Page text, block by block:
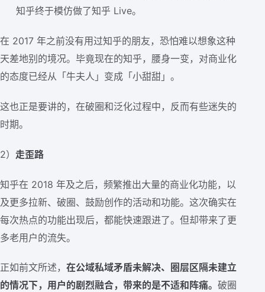
知乎终于模仿做了知乎 Live。
在 2017 年之前没有用过知乎的朋友，恐怕难以想象这种
天差地别的境况。毕竟现在的知乎，腰身一变，对商业化
的态度已经从「牛夫人」变成「小甜甜」。
这也正是要讲的，在破圈和泛化过程中，反而有些迷失的
时期。
2） 走歪路
知乎在 2018 年及之后，频繁推出大量的商业化功能，以
及更多拉新、破圈、鼓励创作的活动和功能。这次确实在
每次热点的功能出现后，都能快速跟进了。但却带来了更
多老用户的流失。
正如前文所述， 在公域私域矛盾未解决、圈层区隔未建立
的情况下，用户的剧烈融合，带来的是不适和阵痛。 破圈